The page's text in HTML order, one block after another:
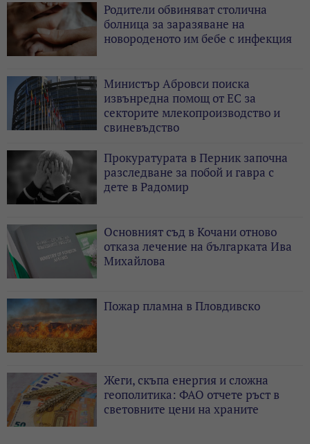
Родители обвиняват столична
болница за заразяване на
новороденото им бебе с инфекция
Министър Абровси поиска
извънредна помощ от ЕС за
секторите млекопроизводство и
свиневъдство
Прокуратурата в Перник започна
разследване за побой и гавра с
дете в Радомир
Основният съд в Кочани отново
отказа лечение на българката Ива
Михайлова
Пожар пламна в Пловдивско
Жеги, скъпа енергия и сложна
геополитика: ФАО отчете ръст в
световните цени на храните